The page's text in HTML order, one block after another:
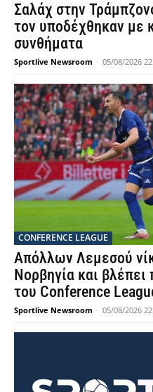
Σαλάχ στην
τον υποδέχθηκαν με
συνθήματα
Sportlive Newsroom - 05/08/2026
CONFERENCE LEAGUE
Απόλλων Λεμεσού
Νορβηγία και
του Conference
Sportlive Newsroom - 05/08/2026